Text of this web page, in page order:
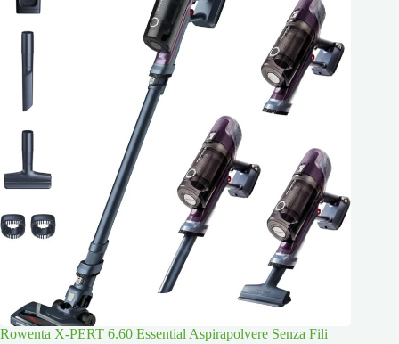
Rowenta X-PERT 6.60 Essential Aspirapolvere Senza Fili